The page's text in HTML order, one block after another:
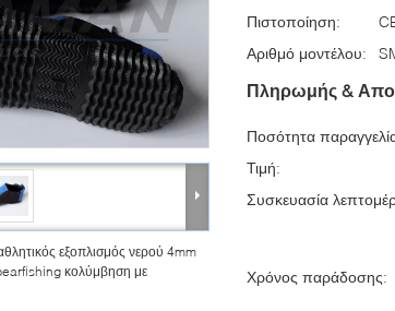
εξοπλισμός νερού 4mm
κολύμβηση με
Πιστοποίηση:
Αριθμό μοντέλου:
Πληρωμής &
Ποσότητα
Τιμή:
Συσκευασία
Χρόνος παράδοσης: